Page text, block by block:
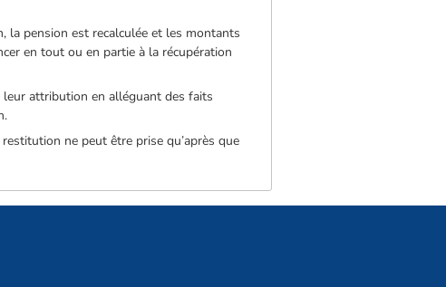
la pension est recalculée et les montants
en tout ou en partie à la récupération
attribution en alléguant des faits
ne peut être prise qu’après que